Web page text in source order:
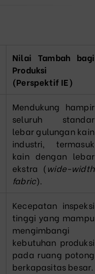
Nilai Tambah bagi
Produksi
(Perspektif IE)
Mendukung hampir
seluruh standar
lebar gulungan kain
industri, termasuk
kain dengan lebar
ekstra ( wide-width
fabric).
Kecepatan inspeksi
tinggi yang mampu
mengimbangi
kebutuhan produksi
pada ruang potong
berkapasitas besar.